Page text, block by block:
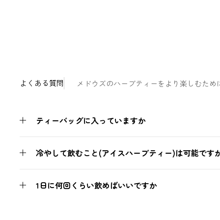
よくある質問 メドウズのハーブティーをより楽しむため
ティーバッグに入っていますか
冷やして飲むこと(アイスハーブティー)は可能です
1日に何回くらい飲めばいいですか